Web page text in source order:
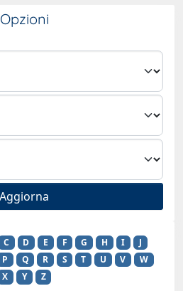
Opzioni
C D E F G H I
J
P Q R S T U V
W
X
Y Z